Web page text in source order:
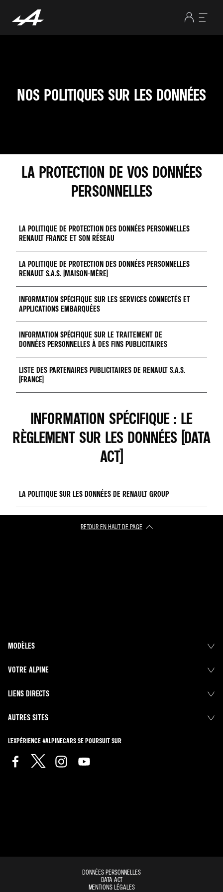
NOS POLITIQUES SUR LES DONNÉES
LA PROTECTION DE VOS DONNÉES
PERSONNELLES
LA POLITIQUE DE PROTECTION DES DONNÉES PERSONNELLES
RENAULT FRANCE ET SON RÉSEAU
Accédez à la page
LA POLITIQUE DE PROTECTION DES DONNÉES PERSONNELLES
RENAULT S.A.S. (MAISON-MÈRE)
Accédez au document
INFORMATION SPÉCIFIQUE SUR LES SERVICES CONNECTÉS ET
APPLICATIONS EMBARQUÉES
Accédez à la page
INFORMATION SPÉCIFIQUE SUR LE TRAITEMENT DE
DONNÉES PERSONNELLES À DES FINS PUBLICITAIRES
Accédez au document
LISTE DES PARTENAIRES PUBLICITAIRES DE RENAULT S.A.S.
(FRANCE)
Accédez au document
INFORMATION SPÉCIFIQUE : LE
RÈGLEMENT SUR LES DONNÉES (DATA
ACT)
LA POLITIQUE SUR LES DONNÉES DE RENAULT GROUP
ACCÉDEZ AU DOCUMENT
RETOUR EN HAUT DE PAGE​
MODÈLES
VOTRE ALPINE
LIENS DIRECTS
AUTRES SITES
L'EXPÉRIENCE #ALPINECARS SE POURSUIT SUR
DONNÉES PERSONNELLES
DATA ACT
MENTIONS LÉGALES